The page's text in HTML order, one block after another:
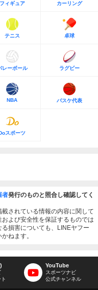
フィギュア カーリング
テニス 卓球
レーボール ラグビー
NBA バスケ代表
スポーツ
者発行のものと照合し確認してく
されている情報の内容に関して
よび安全性を保証するものでは
損害についても、LINEヤフー
ねます。
YouTube
スポーツナビ
公式チャンネル